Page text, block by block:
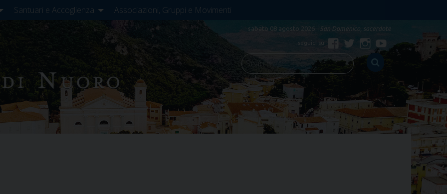
sabato 08 agosto 2026 San Domenico, sacerdote
Facebook
TwitterInstagram
YouTube
Santuari e Accoglienza Associazioni, Gruppi e Movimenti